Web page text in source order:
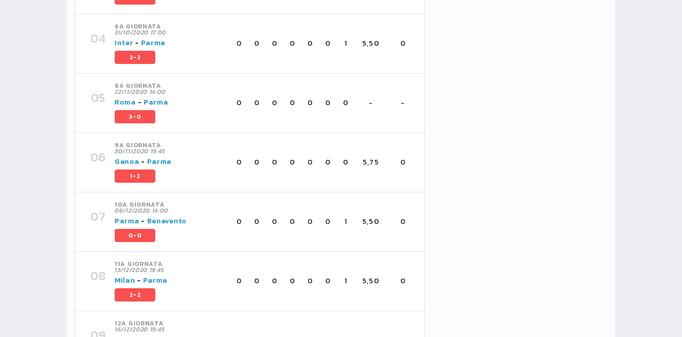
6A GIORNATA
31/10/2020 17:00
Inter - Parma
2-2
0 0 0 0 0 0 1 5,50 0
8A GIORNATA
22/11/2020 14:00
Roma - Parma
3-0
0 0 0 0 0 0 0 - -
9A GIORNATA
30/11/2020 19:45
Genoa - Parma
1-2
0 0 0 0 0 0 0 5,75 0
10A GIORNATA
06/12/2020 14:00
Parma - Benevento
0-0
0 0 0 0 0 0 1 5,50 0
11A GIORNATA
13/12/2020 19:45
Milan - Parma
2-2
0 0 0 0 0 0 1 5,50 0
12A GIORNATA
16/12/2020 19:45